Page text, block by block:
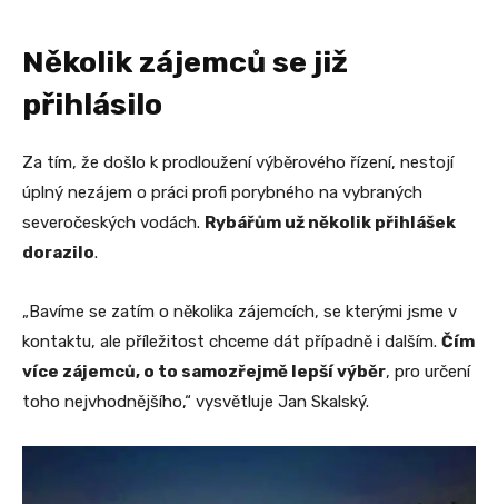
Několik zájemců se již
přihlásilo
Za tím, že došlo k prodloužení výběrového řízení, nestojí
úplný nezájem o práci profi porybného na vybraných
severočeských vodách. Rybářům už několik přihlášek
dorazilo.
„Bavíme se zatím o několika zájemcích, se kterými jsme v
kontaktu, ale příležitost chceme dát případně i dalším. Čím
více zájemců, o to samozřejmě lepší výběr, pro určení
toho nejvhodnějšího,“ vysvětluje Jan Skalský.